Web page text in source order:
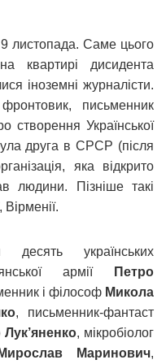
9 листопада. Саме цього
квартирі дисидента
іноземні журналісти.
письменник
створення Української
друга в СРСР (після
яка відкрито
людини. Пізніше такі
Вірменії.
українських
армії
Петро
і філософ Микола
, письменник-фантаст
, мікробіолог
Мирослав Маринович,